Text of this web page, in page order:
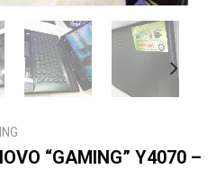
“GAMING” Y4070 –